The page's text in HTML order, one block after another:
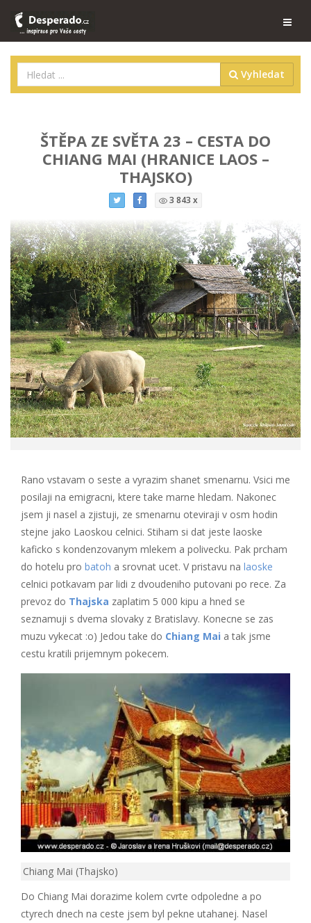
Vyhledat
ŠTĚPA ZE SVĚTA 23 – CESTA DO
CHIANG MAI (HRANICE LAOS –
THAJSKO)
3 843 x
Rano vstavam o seste a vyrazim shanet smenarnu. Vsici me
posilaji na emigracni, ktere take marne hledam. Nakonec
jsem ji nasel a zjistuji, ze smenarnu oteviraji v osm hodin
stejne jako Laoskou celnici. Stiham si dat jeste laoske
kaficko s kondenzovanym mlekem a polivecku. Pak prcham
do hotelu pro batoh a srovnat ucet. V pristavu na laoske
celnici potkavam par lidi z dvoudeniho putovani po rece. Za
prevoz do Thajska zaplatim 5 000 kipu a hned se
seznamuji s dvema slovaky z Bratislavy. Konecne se zas
muzu vykecat :o) Jedou take do Chiang Mai a tak jsme
cestu kratili prijemnym pokecem.
Chiang Mai (Thajsko)
Do Chiang Mai dorazime kolem cvrte odpoledne a po
ctyrech dnech na ceste jsem byl pekne utahanej. Nasel